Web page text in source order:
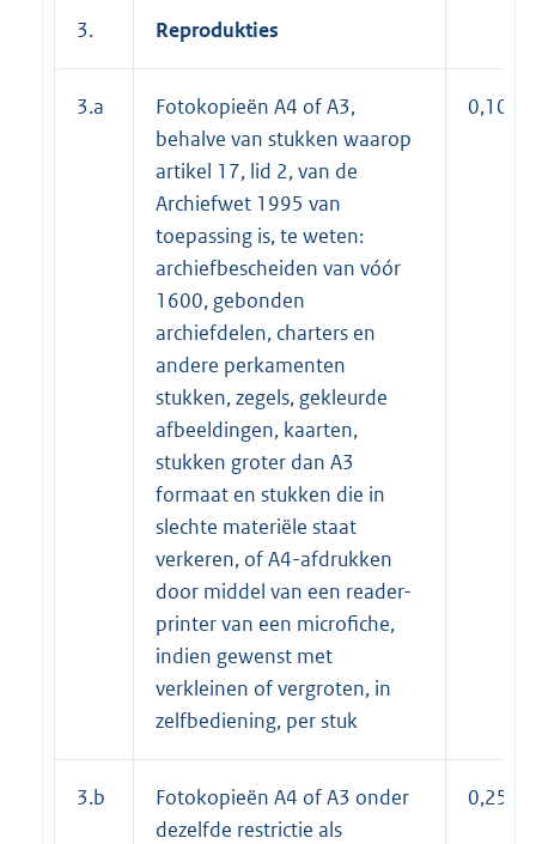
3. Reprodukties
3.a
Fotokopieën A4 of A3,
behalve van stukken waarop
artikel 17, lid 2, van de
Archiefwet 1995 van
toepassing is, te weten:
archiefbescheiden van vóór
1600, gebonden
archiefdelen, charters en
andere perkamenten
stukken, zegels, gekleurde
afbeeldingen, kaarten,
stukken groter dan A3
formaat en stukken die in
slechte materiële staat
verkeren, of A4-afdrukken
door middel van een reader-
printer van een microfiche,
indien gewenst met
verkleinen of vergroten, in
zelfbediening, per stuk
0,10
3.b
Fotokopieën A4 of A3 onder
dezelfde restrictie als
0,25